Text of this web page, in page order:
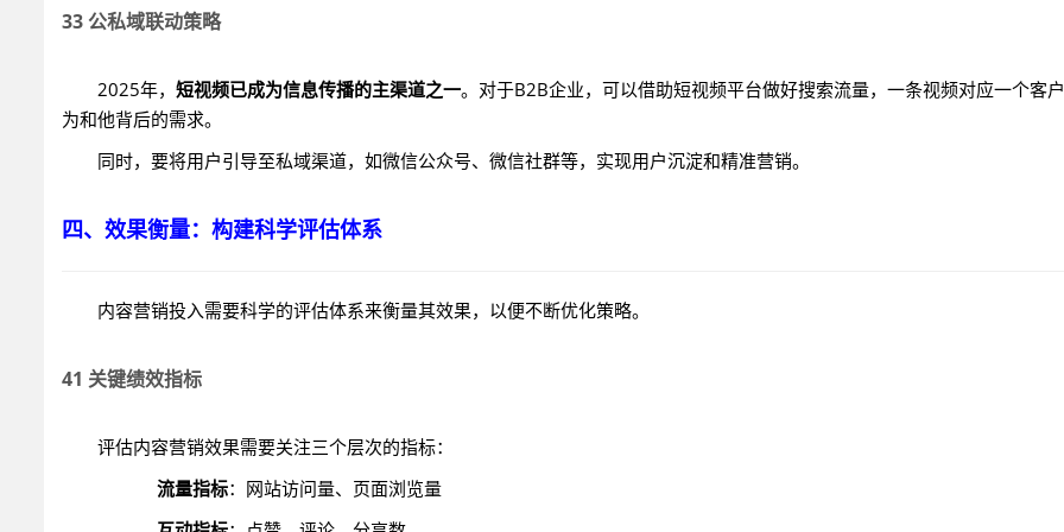
33 公私域联动策略
2025年， 短视频已成为信息传播的主渠道之一。对于B2B企业，可以借助短视频平台做好搜索流量，一条视频对应一个客
为和他背后的需求。
同时，要将用户引导至私域渠道，如微信公众号、微信社群等，实现用户沉淀和精准营销。
四、效果衡量：构建科学评估体系
内容营销投入需要科学的评估体系来衡量其效果，以便不断优化策略。
41 关键绩效指标
评估内容营销效果需要关注三个层次的指标：
流量指标：网站访问量、页面浏览量